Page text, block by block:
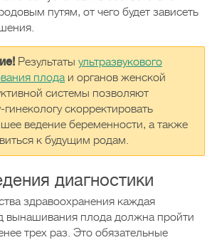
путям, от чего будет зависеть
Результаты ультразвукового
плодаи органов женской
системы позволяют
скорректировать
ведение беременности, а также
к будущим родам.
диагностики
здравоохранения каждая
вынашивания плода должна пройти
трех раз. Это обязательные